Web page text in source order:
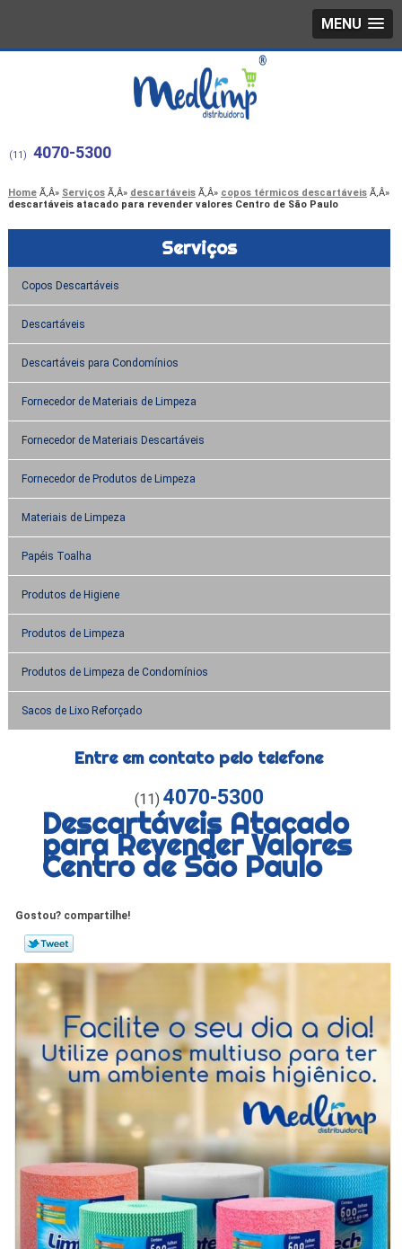
MENU
(11) 4070-5300
Home Serviços descartáveis
copos térmicos descartáveis
descartáveis atacado para revender valores Centro de São Paulo
Serviços
Copos Descartáveis
Descartáveis
Descartáveis para Condomínios
Fornecedor de Materiais de Limpeza
Fornecedor de Materiais Descartáveis
Fornecedor de Produtos de Limpeza
Materiais de Limpeza
Papéis Toalha
Produtos de Higiene
Produtos de Limpeza
Produtos de Limpeza de Condomínios
Sacos de Lixo Reforçado
Entre em contato pelo telefone
(11) 4070-5300
Descartáveis Atacado
para Revender Valores
Centro de São Paulo
Gostou? compartilhe!